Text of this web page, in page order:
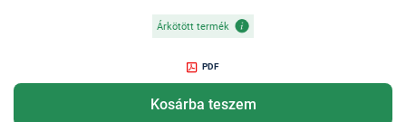
Árkötött termék
PDF
Kosárba teszem